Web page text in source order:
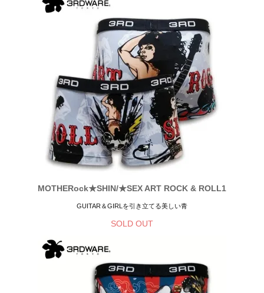
MOTHERock★SHIN/★SEX ART ROCK & ROLL1
GUITAR＆GIRLを引き立てる美しい青
SOLD OUT